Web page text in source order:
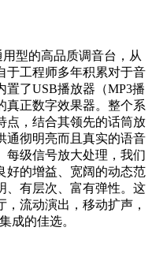
型的高品质调音台，从
于工程师多年积累对于音
置了USB播放器（MP3播
真正数字效果器。整个系
点，结合其领先的话筒放
通彻明亮而且真实的语音
每级信号放大处理，我们
好的增益、宽阔的动态范
、有层次、富有弹性。这
流动演出，移动扩声，
成的佳选。